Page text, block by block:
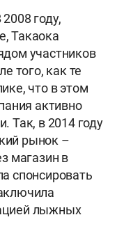
году,
Такаока
участников
того, как те
что в этом
активно
Так, в 2014 году
рынок –
магазин в
спонсировать
лыжных